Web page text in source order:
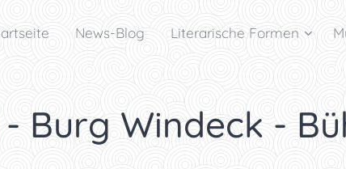
News-Blog Literarische Formen
Burg Windeck -